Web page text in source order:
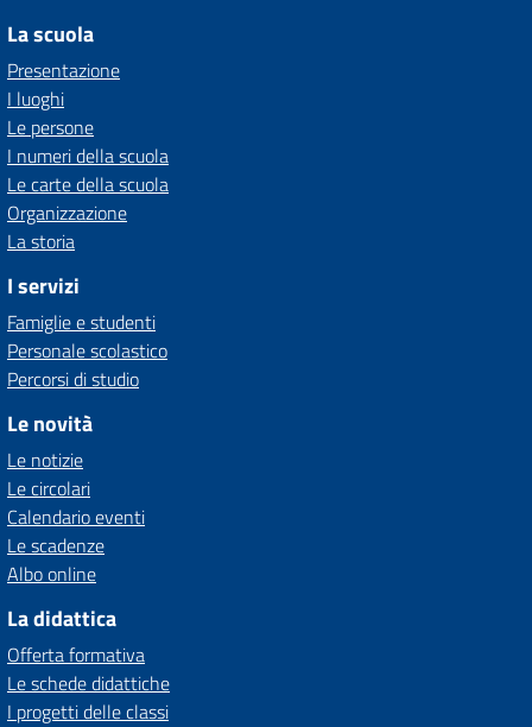
La scuola
Presentazione
I luoghi
Le persone
I numeri della scuola
Le carte della scuola
Organizzazione
La storia
I servizi
Famiglie e studenti
Personale scolastico
Percorsi di studio
Le novità
Le notizie
Le circolari
Calendario eventi
Le scadenze
Albo online
La didattica
Offerta formativa
Le schede didattiche
I progetti delle classi